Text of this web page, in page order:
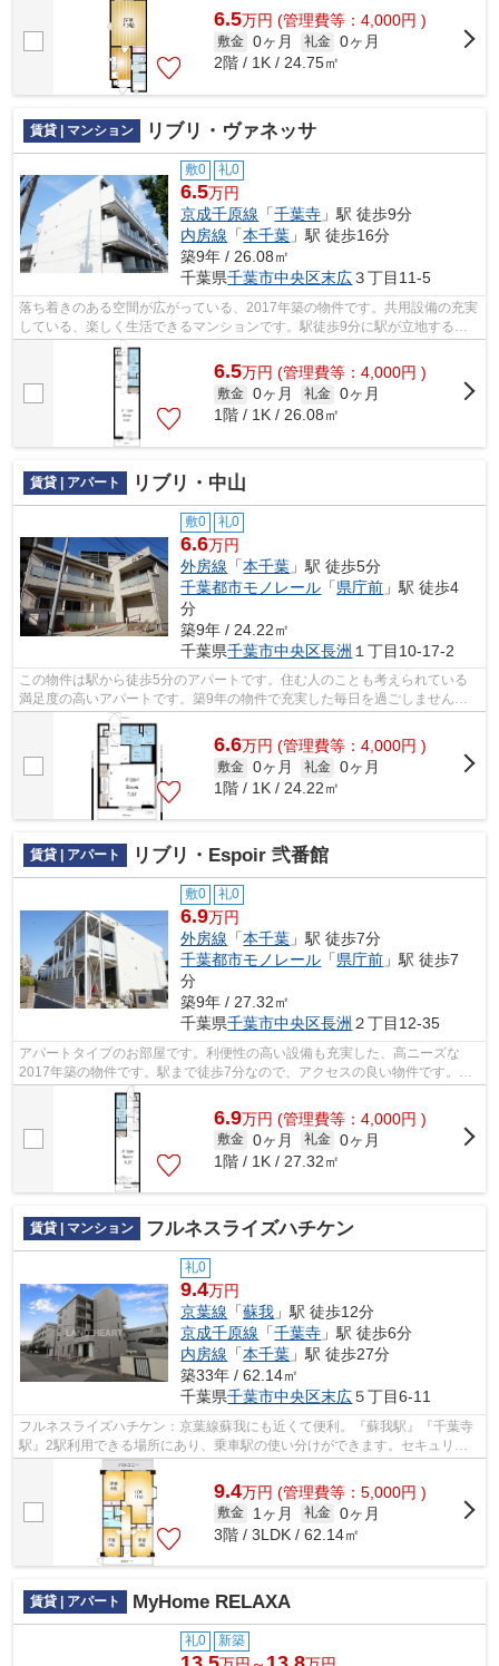
6.5万円 (管理費等：4,000円 )
敷金 0ヶ月 礼金 0ヶ月
2階 / 1K / 24.75㎡
賃貸 | マンション リブリ・ヴァネッサ
敷0 礼0
6.5万円
京成千原線 「千葉寺 」駅 徒歩9分
内房線 「本千葉 」駅 徒歩16分
築9年 / 26.08㎡
千葉県千葉市中央区末広３丁目11-5
落ち着きのある空間が広がっている、2017年築の物件です。共用設備の充実
している、楽しく生活できるマンションです。駅徒歩9分に駅が立地する物
件なので、電車を多く利用する方にとっ...
6.5万円 (管理費等：4,000円 )
敷金 0ヶ月 礼金 0ヶ月
1階 / 1K / 26.08㎡
賃貸 | アパート リブリ・中山
敷0 礼0
6.6万円
外房線 「本千葉 」駅 徒歩5分
千葉都市モノレール 「県庁前 」駅 徒歩4
分
築9年 / 24.22㎡
千葉県千葉市中央区長洲 １丁目10-17-2
この物件は駅から徒歩5分のアパートです。住む人のことも考えられている
満足度の高いアパートです。築9年の物件で充実した毎日を過ごしません
か。物件をお探しの方はこちらからお探し...
6.6万円 (管理費等：4,000円 )
敷金 0ヶ月 礼金 0ヶ月
1階 / 1K / 24.22㎡
賃貸 | アパート リブリ・Espoir 弐番館
敷0 礼0
6.9万円
外房線 「本千葉 」駅 徒歩7分
千葉都市モノレール 「県庁前 」駅 徒歩7
分
築9年 / 27.32㎡
千葉県千葉市中央区長洲 ２丁目12-35
アパートタイプのお部屋です。利便性の高い設備も充実した、高ニーズな
2017年築の物件です。駅まで徒歩7分なので、アクセスの良い物件です。納
得できる住まい選びを行っていきませんか...
6.9万円 (管理費等：4,000円 )
敷金 0ヶ月 礼金 0ヶ月
1階 / 1K / 27.32㎡
賃貸 | マンション フルネスライズハチケン
礼0
9.4万円
京葉線 「蘇我 」駅 徒歩12分
京成千原線 「千葉寺 」駅 徒歩6分
内房線 「本千葉 」駅 徒歩27分
築33年 / 62.14㎡
千葉県千葉市中央区末広５丁目6-11
フルネスライズハチケン：京葉線蘇我にも近くて便利。『蘇我駅』『千葉寺
駅』2駅利用できる場所にあり、乗車駅の使い分けができます。セキュリテ
ィ設備がしっかりしているマンション物...
9.4万円 (管理費等：5,000円 )
敷金 1ヶ月 礼金 0ヶ月
3階 / 3LDK / 62.14㎡
賃貸 | アパート MyHome RELAXA
礼0 新築